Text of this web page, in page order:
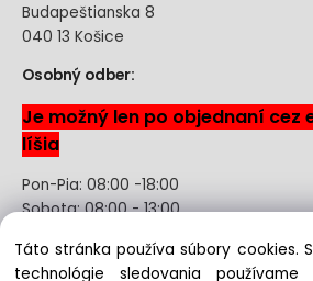
Budapeštianska 8
040 13 Košice
Osobný odber:
Je možný len po objednaní cez
líšia
Pon-Pia: 08:00 -18:00
Sobota: 08:00 - 13:00
Odstúpenie od kúpnej zmluvy
Táto stránka používa súbory cookies.
technológie sledovania